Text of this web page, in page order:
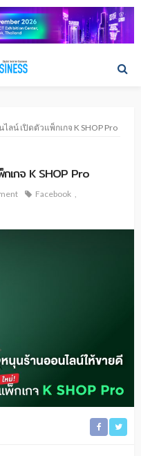
ลน์ เปิดตัวแพ็กเกจ K SHOP Pro
เกจ K SHOP Pro
Facebook